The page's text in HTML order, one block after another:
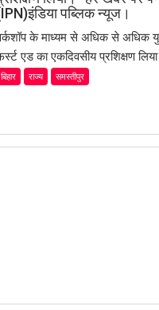
पब्लिक न्यूज।
के माध्यम से अधिक से अधिक
एड का एकदिवसीय प्रशिक्षण
बिहार राज्य समस्तीपुर